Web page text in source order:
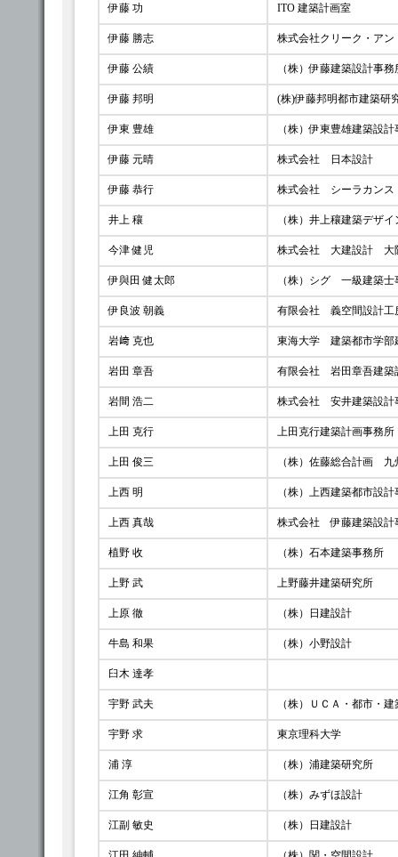
伊藤 功 ITO 建築計画室
伊藤 勝志 株式会社クリーク・ア
伊藤 公績 （株）伊藤建築設計事
伊藤 邦明 (株)伊藤邦明都市建築研
伊東 豊雄 （株）伊東豊雄建築設
伊藤 元晴 株式会社 日本設計
伊藤 恭行 株式会社 シーラカン
井上 穰 （株）井上穰建築デザ
今津 健児 株式会社 大建設計 大
伊與田 健太郎 （株）シグ 一級建築
伊良波 朝義 有限会社 義空間設計
岩﨑 克也 東海大学 建築都市学部
岩田 章吾 有限会社 岩田章吾建築
岩間 浩二 株式会社 安井建築設計
上田 克行 上田克行建築計画事務所
上田 俊三 （株）佐藤総合計画
上西 明 （株）上西建築都市設
上西 真哉 株式会社 伊藤建築設計
植野 收 （株）石本建築事務所
上野 武 上野藤井建築研究所
上原 徹 （株）日建設計
牛島 和果 （株）小野設計
臼木 達孝
宇野 武夫 （株）ＵＣＡ・都市・
宇野 求 東京理科大学
浦 淳 （株）浦建築研究所
江角 彰宣 （株）みずほ設計
江副 敏史 （株）日建設計